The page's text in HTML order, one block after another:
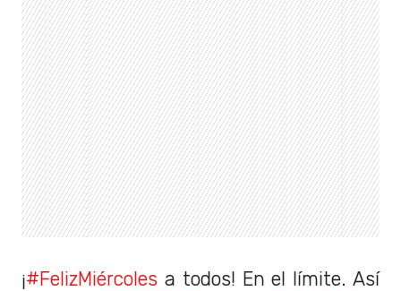
¡#FelizMiércoles a todos! En el límite. Así